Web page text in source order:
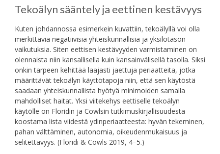
Tekoälyn sääntely ja eettinen kestävyys
Kuten johdannossa esimerkein kuvattiin, tekoälyllä voi olla
merkittäviä negatiivisia yhteiskunnallisia ja yksilötason
vaikutuksia. Siten eettisen kestävyyden varmistaminen on
olennaista niin kansallisella kuin kansainvälisellä tasolla. Siksi
onkin tarpeen kehittää laajasti jaettuja periaatteita, jotka
määrittävät tekoälyn käyttötapoja niin, että sen käytöstä
saadaan yhteiskunnallista hyötyä minimoiden samalla
mahdolliset haitat. Yksi viitekehys eettiselle tekoälyn
käytölle on Floridin ja Cowlsin tutkimuskirjallisuudesta
koostama lista viidestä ydinperiaatteesta: hyvän tekeminen,
pahan välttäminen, autonomia, oikeudenmukaisuus ja
selitettävyys. (Floridi & Cowls 2019, 4–5.)